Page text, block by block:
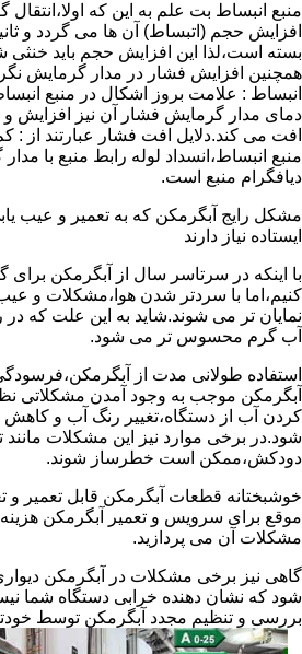
منبع انبساط بت علم به این که
افزایش حجم (اتبساط) آن ها می گردد و
بسته است،لذا این افزایش حجم باید
همچنین افزایش فشار در مدار گرمایش
انبساط : علامت بروز اشکال در منبع
دمای مدار گرمایش فشار آن نیز افزایش و
افت می کند.دلایل افت فشار عبارتند از :
منبع انبساط،انسداد لوله رابط منبع با
دیافگرام منبع است.
مشکل رایج آبگرمکن که به تعمیر و عیب
ایستاده نیاز دارند
با اینکه در سرتاسر سال از آبگرمکن
کنیم،اما با سردتر شدن هوا،مشکلات و
نمایان تر می شوند.شاید به این علت که
آب گرم محسوس تر می شود.
استفاده طولانی مدت از
آبگرمکن موجب به وجود آمدن مشکلاتی
کردن آب از دستگاه،تغییر رنگ آب و
شود.در برخی موارد نیز این مشکلات مانند
دودکش،ممکن است خطرساز شوند.
خوشبختانه قطعات آبگرمکن قابل تعمیر و
موقع برای سرویس و تعمیر آبگرمکن
مشکلات آن می پردازید.
گاهی نیز برخی مشکلات در آبگرمکن
شود که نشان دهنده خرابی دستگاه شما
بررسی و تنظیم مجدد آبگرمکن توسط